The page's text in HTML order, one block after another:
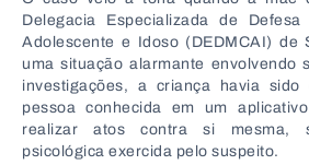
Delegacia Especializada de
Adolescente e Idoso (DEDMCAI) de
uma situação alarmante envolvendo
investigações, a criança havia sido
pessoa conhecida em um
realizar atos contra si mesma,
psicológica exercida pelo suspeito.